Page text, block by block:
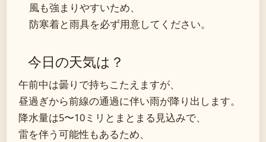
風も強まりやすいため、
防寒着と雨具を必ず用意してください。
今日の天気は？
午前中は曇りで持ちこたえますが、
昼過ぎから前線の通過に伴い雨が降り出します。
降水量は5〜10ミリとまとまる見込みで、
雷を伴う可能性もあるため、